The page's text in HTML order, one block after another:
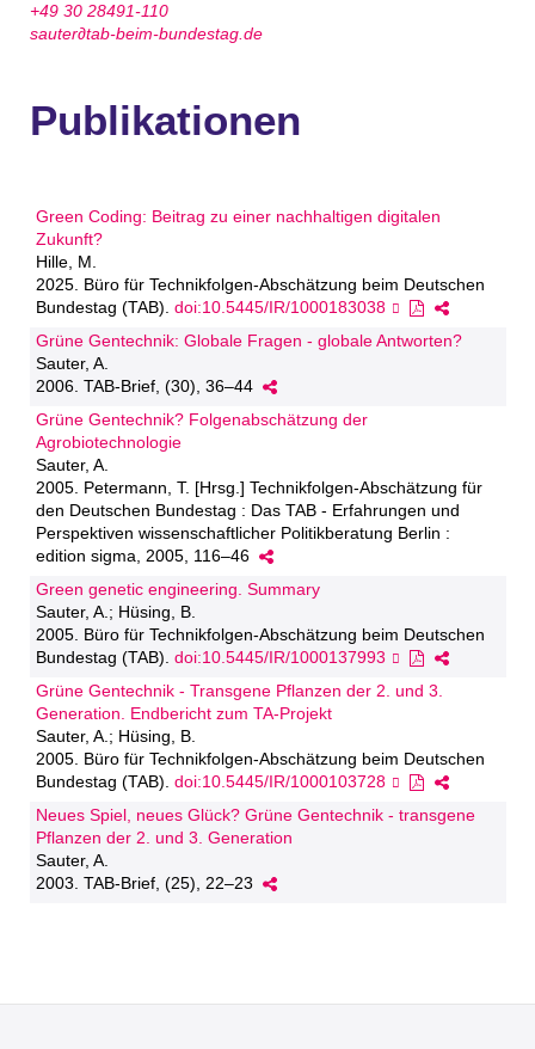
+49 30 28491-110
sauter∂tab-beim-bundestag.de
Publikationen
Green Coding: Beitrag zu einer nachhaltigen digitalen
Zukunft?
Hille, M.
2025. Büro für Technikfolgen-Abschätzung beim Deutschen
Bundestag (TAB). doi:10.5445/IR/1000183038
Grüne Gentechnik: Globale Fragen - globale Antworten?
Sauter, A.
2006. TAB-Brief, (30), 36–44
Grüne Gentechnik? Folgenabschätzung der
Agrobiotechnologie
Sauter, A.
2005. Petermann, T. [Hrsg.] Technikfolgen-Abschätzung für
den Deutschen Bundestag : Das TAB - Erfahrungen und
Perspektiven wissenschaftlicher Politikberatung Berlin :
edition sigma, 2005, 116–46
Green genetic engineering. Summary
Sauter, A.; Hüsing, B.
2005. Büro für Technikfolgen-Abschätzung beim Deutschen
Bundestag (TAB). doi:10.5445/IR/1000137993
Grüne Gentechnik - Transgene Pflanzen der 2. und 3.
Generation. Endbericht zum TA-Projekt
Sauter, A.; Hüsing, B.
2005. Büro für Technikfolgen-Abschätzung beim Deutschen
Bundestag (TAB). doi:10.5445/IR/1000103728
Neues Spiel, neues Glück? Grüne Gentechnik - transgene
Pflanzen der 2. und 3. Generation
Sauter, A.
2003. TAB-Brief, (25), 22–23